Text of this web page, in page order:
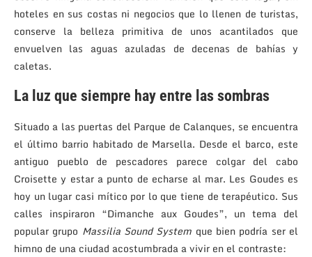
hoteles en sus costas ni negocios que lo llenen de turistas,
conserve la belleza primitiva de unos acantilados que
envuelven las aguas azuladas de decenas de bahías y
caletas.
La luz que siempre hay entre las sombras
Situado a las puertas del Parque de Calanques, se encuentra
el último barrio habitado de Marsella. Desde el barco, este
antiguo pueblo de pescadores parece colgar del cabo
Croisette y estar a punto de echarse al mar. Les Goudes es
hoy un lugar casi mítico por lo que tiene de terapéutico. Sus
calles inspiraron “Dimanche aux Goudes”, un tema del
popular grupo Massilia Sound System que bien podría ser el
himno de una ciudad acostumbrada a vivir en el contraste: